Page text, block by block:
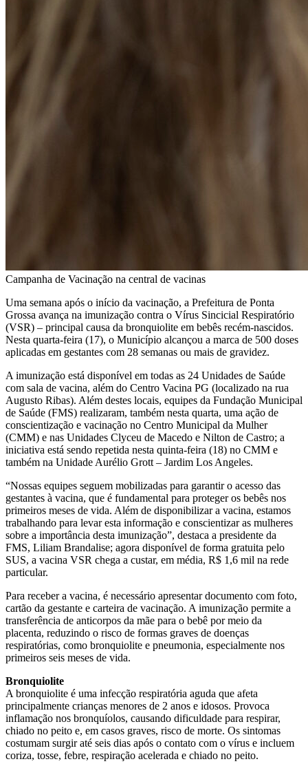
Campanha de Vacinação na central de vacinas
Uma semana após o início da vacinação, a Prefeitura de Ponta
Grossa avança na imunização contra o Vírus Sincicial Respiratório
(VSR) – principal causa da bronquiolite em bebês recém-nascidos.
Nesta quarta-feira (17), o Município alcançou a marca de 500 doses
aplicadas em gestantes com 28 semanas ou mais de gravidez.
A imunização está disponível em todas as 24 Unidades de Saúde
com sala de vacina, além do Centro Vacina PG (localizado na rua
Augusto Ribas). Além destes locais, equipes da Fundação Municipal
de Saúde (FMS) realizaram, também nesta quarta, uma ação de
conscientização e vacinação no Centro Municipal da Mulher
(CMM) e nas Unidades Clyceu de Macedo e Nilton de Castro; a
iniciativa está sendo repetida nesta quinta-feira (18) no CMM e
também na Unidade Aurélio Grott – Jardim Los Angeles.
“Nossas equipes seguem mobilizadas para garantir o acesso das
gestantes à vacina, que é fundamental para proteger os bebês nos
primeiros meses de vida. Além de disponibilizar a vacina, estamos
trabalhando para levar esta informação e conscientizar as mulheres
sobre a importância desta imunização”, destaca a presidente da
FMS, Liliam Brandalise; agora disponível de forma gratuita pelo
SUS, a vacina VSR chega a custar, em média, R$ 1,6 mil na rede
particular.
Para receber a vacina, é necessário apresentar documento com foto,
cartão da gestante e carteira de vacinação. A imunização permite a
transferência de anticorpos da mãe para o bebê por meio da
placenta, reduzindo o risco de formas graves de doenças
respiratórias, como bronquiolite e pneumonia, especialmente nos
primeiros seis meses de vida.
Bronquiolite
A bronquiolite é uma infecção respiratória aguda que afeta
principalmente crianças menores de 2 anos e idosos. Provoca
inflamação nos bronquíolos, causando dificuldade para respirar,
chiado no peito e, em casos graves, risco de morte. Os sintomas
costumam surgir até seis dias após o contato com o vírus e incluem
coriza, tosse, febre, respiração acelerada e chiado no peito.